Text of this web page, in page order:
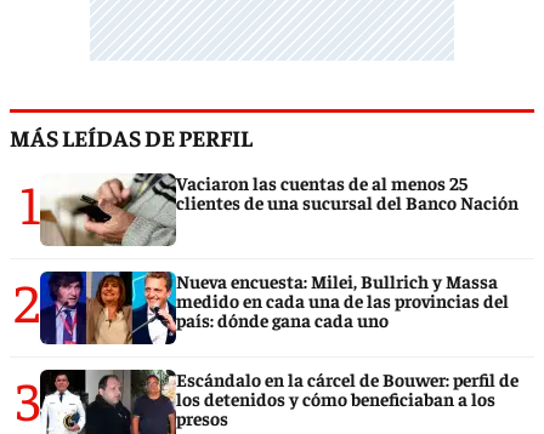
MÁS LEÍDAS DE PERFIL
1
Vaciaron las cuentas de al menos 25
clientes de una sucursal del Banco Nación
2
Nueva encuesta: Milei, Bullrich y Massa
medido en cada una de las provincias del
país: dónde gana cada uno
3
Escándalo en la cárcel de Bouwer: perfil de
los detenidos y cómo beneficiaban a los
presos